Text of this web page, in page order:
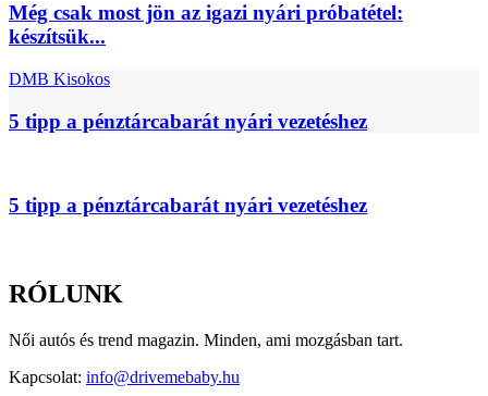
Még csak most jön az igazi nyári próbatétel:
készítsük...
DMB Kisokos
5 tipp a pénztárcabarát nyári vezetéshez
5 tipp a pénztárcabarát nyári vezetéshez
RÓLUNK
Női autós és trend magazin. Minden, ami mozgásban tart.
Kapcsolat: info@drivemebaby.hu